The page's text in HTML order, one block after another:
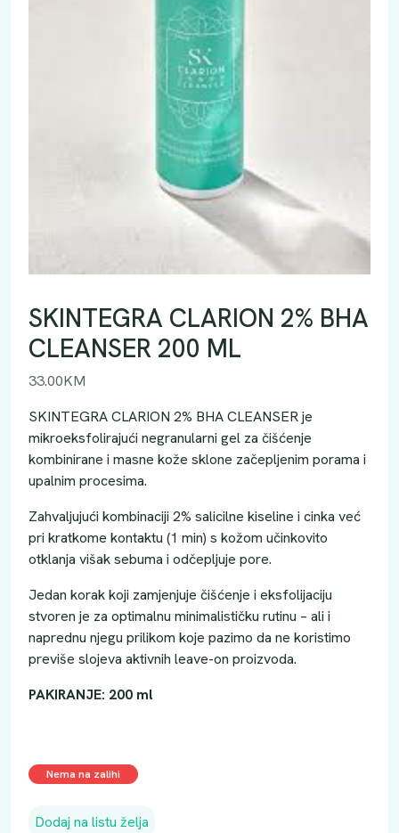
SKINTEGRA CLARION 2% BHA
CLEANSER 200 ML
33.00KM
SKINTEGRA CLARION 2% BHA CLEANSER je
mikroeksfolirajući negranularni gel za čišćenje
kombinirane i masne kože sklone začepljenim porama i
upalnim procesima.
Zahvaljujući kombinaciji 2% salicilne kiseline i cinka već
pri kratkome kontaktu (1 min) s kožom učinkovito
otklanja višak sebuma i odčepljuje pore.
Jedan korak koji zamjenjuje čišćenje i eksfolijaciju
stvoren je za optimalnu minimalističku rutinu – ali i
naprednu njegu prilikom koje pazimo da ne koristimo
previše slojeva aktivnih leave-on proizvoda.
PAKIRANJE: 200 ml
Nema na zalihi
Dodaj na listu želja